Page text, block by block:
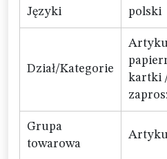
Języki polski
Dział/Kategorie
kartki
Grupa
towarowa